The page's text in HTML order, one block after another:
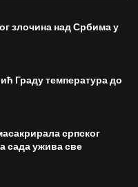
злочина над Србима у
Граду температура до
српског
сада ужива све